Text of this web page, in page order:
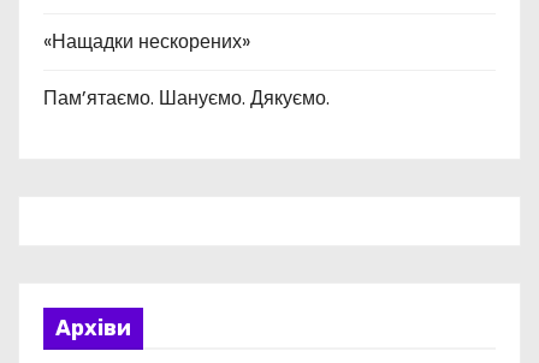
«Нащадки нескорених»
Пам’ятаємо. Шануємо. Дякуємо.
Архіви